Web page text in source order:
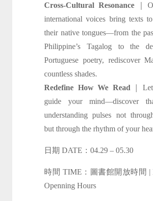
Cross-Cultural Resonance ｜
international voices bring texts
their native tongues—from the
Philippine’s Tagalog to the
Portuguese poetry, rediscover
countless shades.
Redefine How We Read ｜
guide your mind—discover
understanding pulses not
but through the rhythm of your
日期 DATE：04.29 – 05.30
時間 TIME：圖書館開放時間 |
Openning Hours